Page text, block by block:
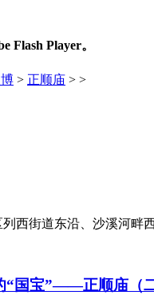
Flash Player。
> 正顺庙 > >
西街道东沿、沙溪河畔
“国宝”——正顺庙（二